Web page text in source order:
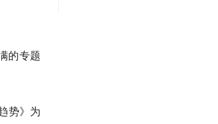
的专题
势》为